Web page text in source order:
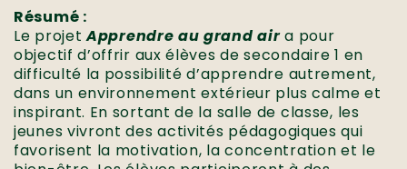
Résumé :
Le projetApprendre au grand aira pour
objectif d’offrir aux élèves de secondaire 1 en
difficulté la possibilité d’apprendre autrement,
dans un environnement extérieur plus calme et
inspirant. En sortant de la salle de classe, les
jeunes vivront des activités pédagogiques qui
favorisent la motivation, la concentration et le